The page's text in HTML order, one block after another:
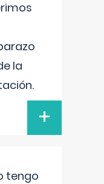
la
+
tengo